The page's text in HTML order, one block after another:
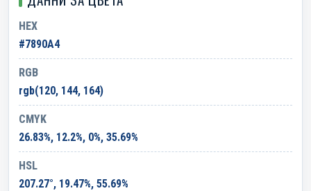
HEX
#7890A4
RGB
rgb(120, 144, 164)
CMYK
26.83%, 12.2%, 0%, 35.69%
HSL
207.27°, 19.47%, 55.69%